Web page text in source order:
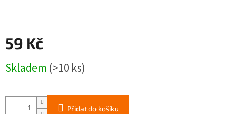
59 Kč
cena:
Skladem (>10 ks)
Přidat do košíku